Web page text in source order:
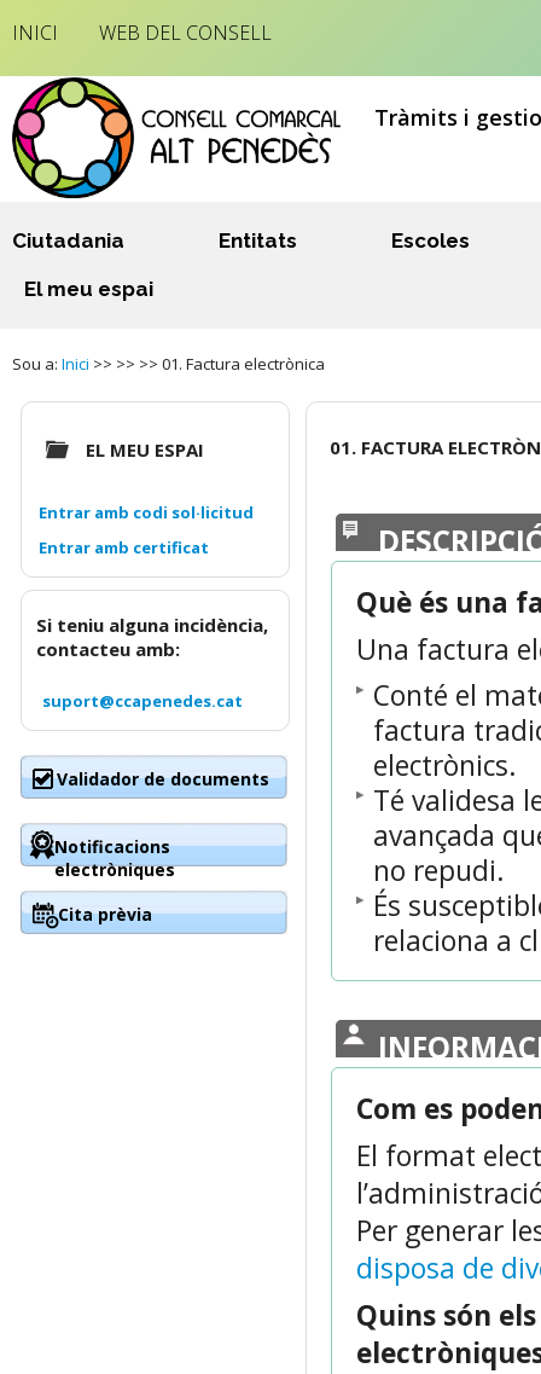
INICI WEB DEL CONSELL
Tràmits i
Ciutadania Entitats
Escoles
El meu espai
Sou a: Inici >> >> >> 01. Factura electrònica
01. FACTURA
Què és una
Una factura
Conté el
factura
electrònics.
Té validesa
avançada
no repudi.
És
relaciona a
Com es
El format
Per generar
disposa de
Quins són
EL MEU ESPAI
Entrar amb codi sol·licitud
Si teniu alguna incidència,
contacteu amb:
suport@ccapenedes.cat
Validador de documents
Notificacions
electròniques
Cita prèvia